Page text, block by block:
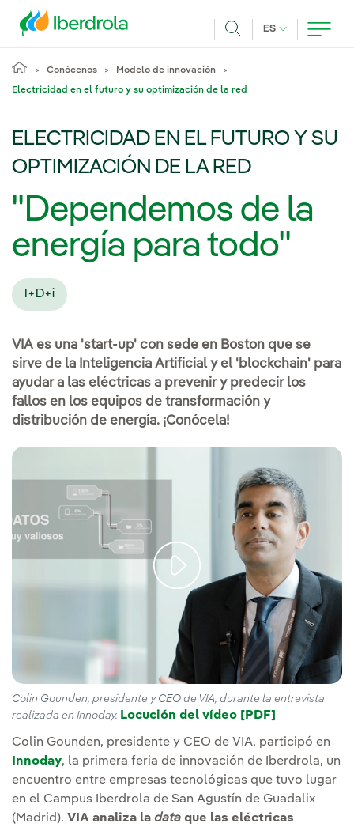
ES IDIOMA
Conócenos Modelo de innovación
Electricidad en el futuro y su optimización de la red
ELECTRICIDAD EN EL FUTURO Y SU
OPTIMIZACIÓN DE LA RED
"Dependemos de la
energía para todo"
I+D+i
VIA es una 'start-up' con sede en Boston que se
sirve de la Inteligencia Artificial y el 'blockchain' para
ayudar a las eléctricas a prevenir y predecir los
fallos en los equipos de transformación y
distribución de energía. ¡Conócela!
Colin Gounden, presidente y CEO de VIA, durante la entrevista
realizada en Innoday. Locución del vídeo [PDF]
Colin Gounden, presidente y CEO de VIA, participó en
Innoday, la primera feria de innovación de Iberdrola, un
encuentro entre empresas tecnológicas que tuvo lugar
en el Campus Iberdrola de San Agustín de Guadalix
(Madrid). VIA analiza la data que las eléctricas